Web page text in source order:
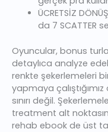
ÜCRETSİZ
da 7 SCATTER
Oyuncular, bonus
detaylıca analyze
renkte şekerlemeleri
yapmaya
sınırı değil.
treatment alt
rehab ebook de üst